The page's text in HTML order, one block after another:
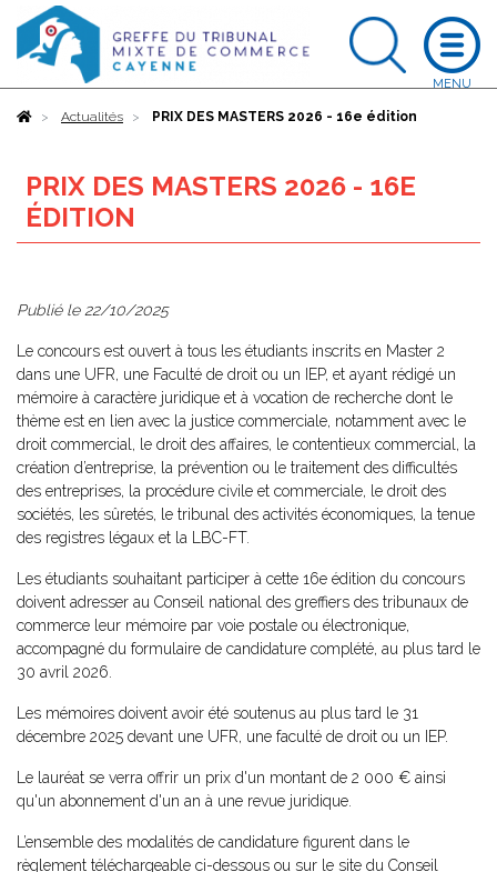
AccueilActualités PRIX DES MASTERS 2026 - 16e édition
PRIX DES MASTERS 2026 - 16E
ÉDITION
Publié le 22/10/2025
Le concours est ouvert à tous les étudiants inscrits en Master 2
dans une UFR, une Faculté de droit ou un IEP, et ayant rédigé un
mémoire à caractère juridique et à vocation de recherche dont le
thème est en lien avec la justice commerciale, notamment avec le
droit commercial, le droit des affaires, le contentieux commercial, la
création d’entreprise, la prévention ou le traitement des difficultés
des entreprises, la procédure civile et commerciale, le droit des
sociétés, les sûretés, le tribunal des activités économiques, la tenue
des registres légaux et la LBC-FT.
Les étudiants souhaitant participer à cette 16e édition du concours
doivent adresser au Conseil national des greffiers des tribunaux de
commerce leur mémoire par voie postale ou électronique,
accompagné du formulaire de candidature complété, au plus tard le
30 avril 2026.
Les mémoires doivent avoir été soutenus au plus tard le 31
décembre 2025 devant une UFR, une faculté de droit ou un IEP.
Le lauréat se verra offrir un prix d'un montant de 2 000 € ainsi
qu'un abonnement d'un an à une revue juridique.
L’ensemble des modalités de candidature figurent dans le
règlement téléchargeable ci-dessous ou sur le site du Conseil